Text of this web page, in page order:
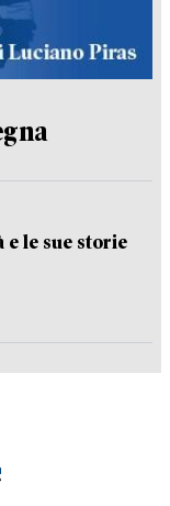
e le sue storie